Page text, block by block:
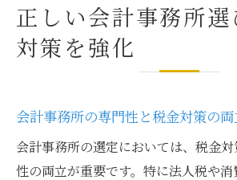
会計事務所相談で経費最大
税理士費用の勘定科目と会
会計事務所を活用した報酬
税理士報酬の勘定科目と仕
正しい会計事務所
対策を強化
会計事務所の専門性と税金対策の
会計事務所の選定においては、税金
性の両立が重要です。特に法人税や